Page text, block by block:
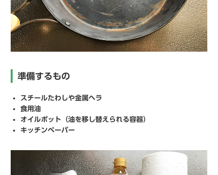
準備するもの
スチールたわしや金属ヘラ
食用油
オイルポット（油を移し替えられる容器）
キッチンペーパー